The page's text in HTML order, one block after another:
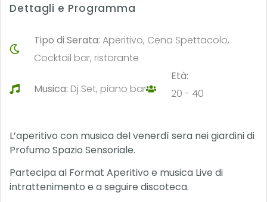
Dettagli e Programma
Tipo di Serata:Aperitivo, Cena Spettacolo,
Cocktail bar, ristorante
Musica: Dj Set, piano bar
Età:
20 - 40
L’aperitivo con musica del venerdì sera nei giardini di
Profumo Spazio Sensoriale.
Partecipa al Format Aperitivo e musica Live di
intrattenimento e a seguire discoteca.